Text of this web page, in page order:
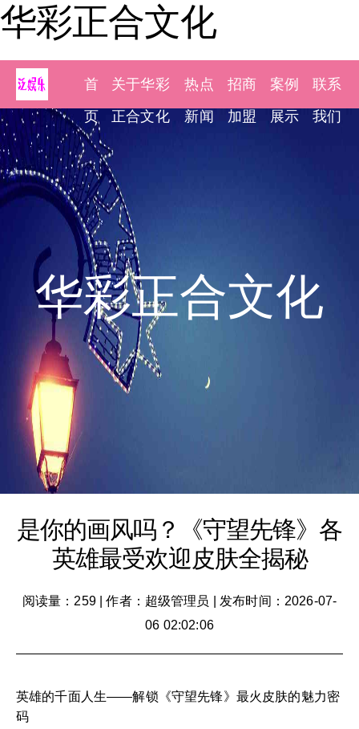
华彩正合文化
首
页
关于华彩
正合文化
热点
新闻
招商
加盟
案例
展示
联系
我们
华彩正合文化
是你的画风吗？《守望先锋》各
英雄最受欢迎皮肤全揭秘
阅读量：259|作者：超级管理员
发布时间：2026-07-
06 02:02:06
英雄的千面人生——解锁《守望先锋》最火皮肤的魅力密
码